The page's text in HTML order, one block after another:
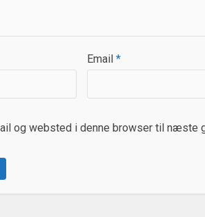
Email*
og websted i denne browser til næste